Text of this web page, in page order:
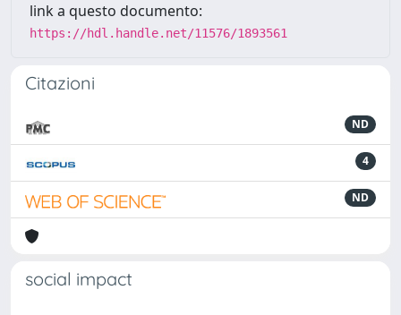
link a questo documento:
https://hdl.handle.net/11576/1893561
Citazioni
ND
4
ND
social impact